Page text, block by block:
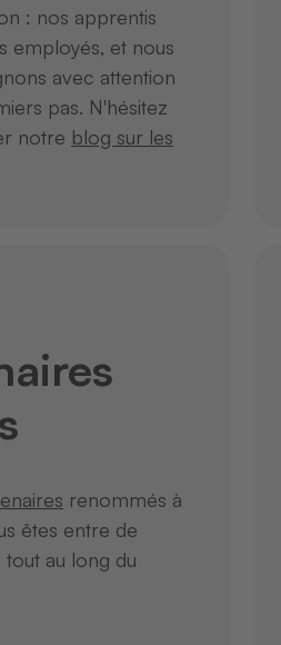
: nos apprentis
employés, et nous
avec attention
pas. N'hésitez
notre blog sur les
renommés à
êtes entre de
au long du